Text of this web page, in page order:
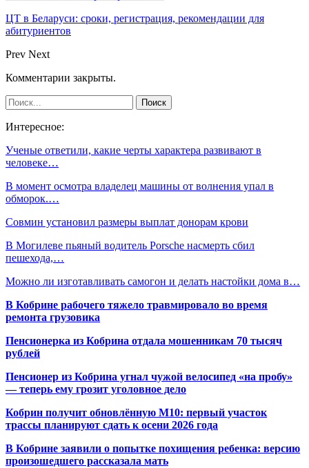
ЦТ в Беларуси: сроки, регистрация, рекомендации для
абитуриентов
Prev Next
Комментарии закрыты.
Интересное:
Ученые ответили, какие черты характера развивают в
человеке…
В момент осмотра владелец машины от волнения упал в
обморок.…
Совмин установил размеры выплат донорам крови
В Могилеве пьяный водитель Porsche насмерть сбил
пешехода,…
Можно ли изготавливать самогон и делать настойки дома в…
В Кобрине рабочего тяжело травмировало во время
ремонта грузовика
Пенсионерка из Кобрина отдала мошенникам 70 тысяч
рублей
Пенсионер из Кобрина угнал чужой велосипед «на пробу»
— теперь ему грозит уголовное дело
Кобрин получит обновлённую М10: первый участок
трассы планируют сдать к осени 2026 года
В Кобрине заявили о попытке похищения ребенка: версию
произошедшего рассказала мать